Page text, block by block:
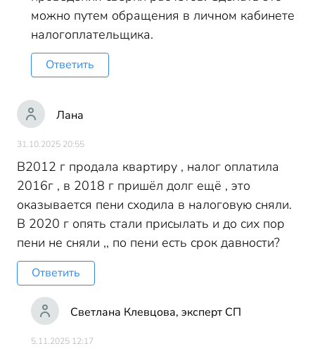
можно путем обращения в личном кабинете
налогоплательщика.
Ответить
Лана
31.10.2025 20:55
В2012 г продала квартиру , налог оплатила
2016г , в 2018 г пришёл долг ещё , это
оказывается пени сходила в налоговую сняли.
В 2020 г опять стали присылать и до сих пор
пени не сняли ,, по пени есть срок давности?
Ответить
Светлана Клевцова, эксперт СП
5.11.2025 12:17